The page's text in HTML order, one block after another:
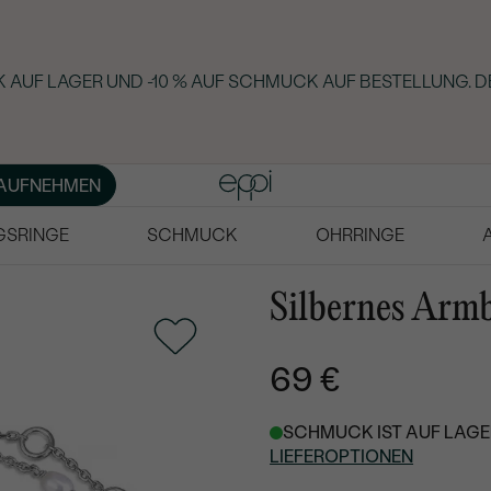
LAGER UND -10 % AUF SCHMUCK AUF BESTELLUNG.
SCHMUCK OHRRINGE
Silbernes
69 €
SCHMUCK IST AUF
LIEFEROPTIONEN